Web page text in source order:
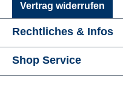
Vertrag widerrufen
Rechtliches & Infos
Shop Service